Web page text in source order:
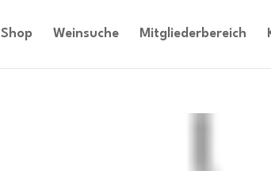
Shop Weinsuche Mitgliederbereich